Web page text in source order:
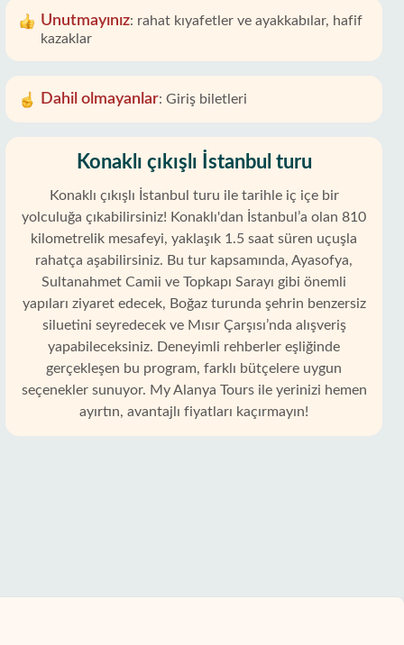
Unutmayınız: rahat kıyafetler ve ayakkabılar, hafif
kazaklar
Dahil olmayanlar: Giriş biletleri
Konaklı çıkışlı İstanbul turu
Konaklı çıkışlı İstanbul turu ile tarihle iç içe bir
yolculuğa çıkabilirsiniz! Konaklı'dan İstanbul’a olan 810
kilometrelik mesafeyi, yaklaşık 1.5 saat süren uçuşla
rahatça aşabilirsiniz. Bu tur kapsamında, Ayasofya,
Sultanahmet Camii ve Topkapı Sarayı gibi önemli
yapıları ziyaret edecek, Boğaz turunda şehrin benzersiz
siluetini seyredecek ve Mısır Çarşısı’nda alışveriş
yapabileceksiniz. Deneyimli rehberler eşliğinde
gerçekleşen bu program, farklı bütçelere uygun
seçenekler sunuyor. My Alanya Tours ile yerinizi hemen
ayırtın, avantajlı fiyatları kaçırmayın!